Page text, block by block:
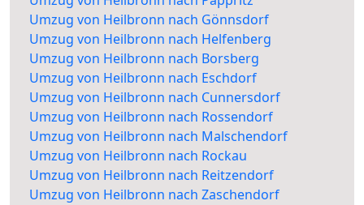
Umzug von Heilbronn nach Gönnsdorf
Umzug von Heilbronn nach Helfenberg
Umzug von Heilbronn nach Borsberg
Umzug von Heilbronn nach Eschdorf
Umzug von Heilbronn nach Cunnersdorf
Umzug von Heilbronn nach Rossendorf
Umzug von Heilbronn nach Malschendorf
Umzug von Heilbronn nach Rockau
Umzug von Heilbronn nach Reitzendorf
Umzug von Heilbronn nach Zaschendorf